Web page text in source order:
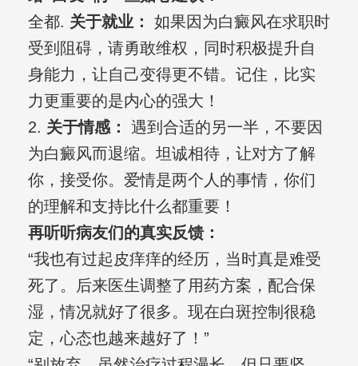
全都. 关于就业：
如果因为白癜风在求职时
受到阻碍，请勇敢维权，同时积极提升自
身能力，让自己变得更不错。记住，比实
力更重要的是内心的强大！
2. 关于情感：
遇到合适的另一半，不要因
为白癜风而退缩。坦诚相待，让对方了解
你，接受你。爱情是两个人的事情，你们
的理解和支持比什么都重要！
再听听病友们的真实反馈：
“我也有过起皮痒痒的经历，当时真是难受
死了。后来医生调整了用药方案，配合保
湿，情况就好了很多。现在白斑控制很稳
定，心态也越来越好了！”